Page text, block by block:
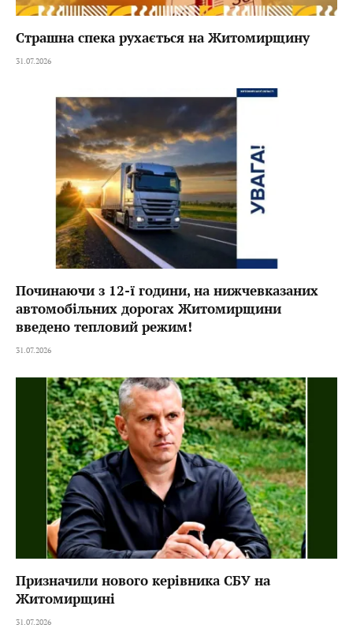
Страшна спека рухається на Житомирщину
31.07.2026
Починаючи з 12-ї години, на нижчевказаних
автомобільних дорогах Житомирщини
введено тепловий режим!
31.07.2026
Призначили нового керівника СБУ на
Житомирщині
31.07.2026